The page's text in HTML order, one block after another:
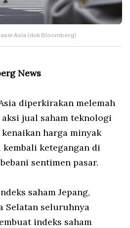
Asia (dok Bloomberg)
News
diperkirakan melemah
jual saham teknologi
harga minyak
kembali ketegangan di
sentimen pasar.
saham Jepang,
Selatan seluruhnya
indeks saham